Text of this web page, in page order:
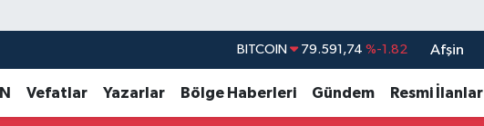
BITCOIN 79.591,74 %-1.82
EURO 53,38690 %0.19
Afşin
Vefatlar Yazarlar Bölge Haberleri Gündem Resmi İlanlar